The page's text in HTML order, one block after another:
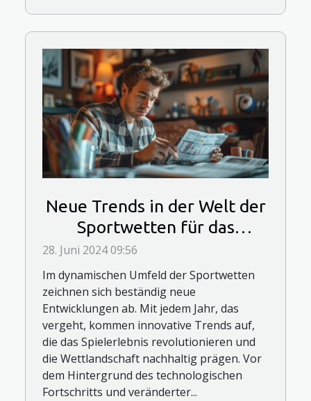
Neue Trends in der Welt der
Sportwetten für das
kommende Jahr
28. Juni 2024 09:56
Im dynamischen Umfeld der Sportwetten
zeichnen sich beständig neue
Entwicklungen ab. Mit jedem Jahr, das
vergeht, kommen innovative Trends auf,
die das Spielerlebnis revolutionieren und
die Wettlandschaft nachhaltig prägen. Vor
dem Hintergrund des technologischen
Fortschritts und veränderter...